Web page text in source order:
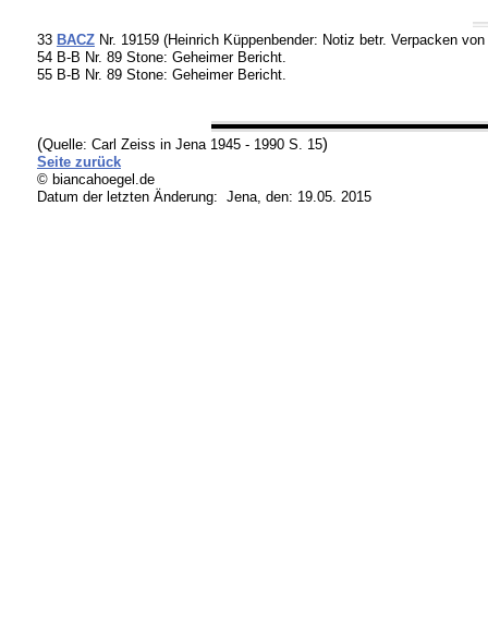
33 BACZNr. 19159 (Heinrich Küppenbender: Notiz betr. Verpacken
54 B-B Nr. 89 Stone: Geheimer Bericht.
55 B-B Nr. 89 Stone: Geheimer Bericht.
(Quelle: Carl Zeiss in Jena 1945 - 1990 S. 15)
Seite zurück
© biancahoegel.de
Datum der letzten Änderung: Jena, den: 19.05. 2015